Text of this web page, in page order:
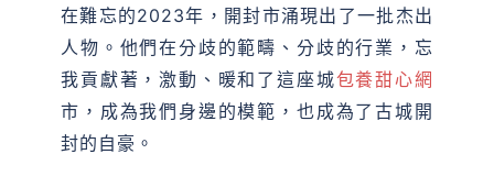
在難忘的2023年，開封市涌現出了一批杰出
人物。他們在分歧的範疇、分歧的行業，忘
我貢獻著，激動、暖和了這座城包養甜心網
市，成為我們身邊的模範，也成為了古城開
封的自豪。‍